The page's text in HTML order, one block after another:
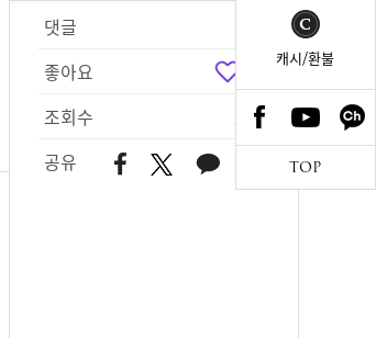
댓글
좋아요
조회수
286
공유
캐시/환불
TOP